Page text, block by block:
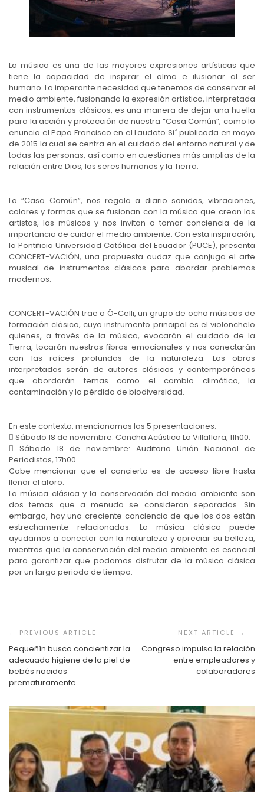
La música es una de las mayores expresiones artísticas que
tiene la capacidad de inspirar el alma e ilusionar al ser
humano. La imperante necesidad que tenemos de conservar el
medio ambiente, fusionando la expresión artística, interpretada
con instrumentos clásicos, es una manera de dejar una huella
para la acción y protección de nuestra “Casa Común”, como lo
enuncia el Papa Francisco en el Laudato Si´ publicada en mayo
de 2015 la cual se centra en el cuidado del entorno natural y de
todas las personas, así como en cuestiones más amplias de la
relación entre Dios, los seres humanos y la Tierra.
La “Casa Común”, nos regala a diario sonidos, vibraciones,
colores y formas que se fusionan con la música que crean los
artistas, los músicos y nos invitan a tomar conciencia de la
importancia de cuidar el medio ambiente. Con esta inspiración,
la Pontificia Universidad Católica del Ecuador (PUCE), presenta
CONCERT-VACIÓN, una propuesta audaz que conjuga el arte
musical de instrumentos clásicos para abordar problemas
modernos.
CONCERT-VACIÓN trae a Ô-Celli, un grupo de ocho músicos de
formación clásica, cuyo instrumento principal es el violonchelo
quienes, a través de la música, evocarán el cuidado de la
Tierra, tocarán nuestras fibras emocionales y nos conectarán
con las raíces profundas de la naturaleza. Las obras
interpretadas serán de autores clásicos y contemporáneos
que abordarán temas como el cambio climático, la
contaminación y la pérdida de biodiversidad.
En este contexto, mencionamos las 5 presentaciones:
 Sábado 18 de noviembre: Concha Acústica La Villaflora, 11h00.
 Sábado 18 de noviembre: Auditorio Unión Nacional de
Periodistas, 17h00.
Cabe mencionar que el concierto es de acceso libre hasta
llenar el aforo.
La música clásica y la conservación del medio ambiente son
dos temas que a menudo se consideran separados. Sin
embargo, hay una creciente conciencia de que los dos están
estrechamente relacionados. La música clásica puede
ayudarnos a conectar con la naturaleza y apreciar su belleza,
mientras que la conservación del medio ambiente es esencial
para garantizar que podamos disfrutar de la música clásica
por un largo periodo de tiempo.
de
entradas
Pequeñín busca concientizar la
adecuada higiene de la piel de
bebés nacidos
prematuramente
Congreso impulsa la relación
entre empleadores y
colaboradores